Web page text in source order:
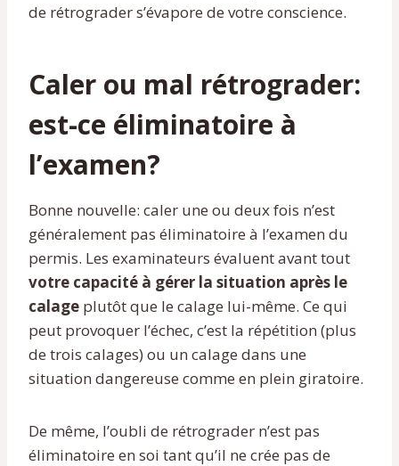
de rétrograder s’évapore de votre conscience.
Caler ou mal rétrograder:
est-ce éliminatoire à
l’examen?
Bonne nouvelle: caler une ou deux fois n’est
généralement pas éliminatoire à l’examen du
permis. Les examinateurs évaluent avant tout
votre capacité à gérer la situation après le
calage plutôt que le calage lui-même. Ce qui
peut provoquer l’échec, c’est la répétition (plus
de trois calages) ou un calage dans une
situation dangereuse comme en plein giratoire.
De même, l’oubli de rétrograder n’est pas
éliminatoire en soi tant qu’il ne crée pas de